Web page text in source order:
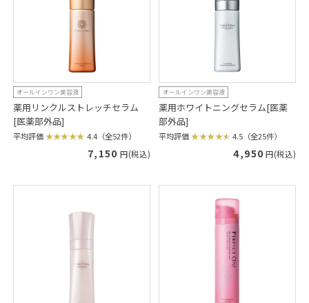
オールインワン美容液
薬用リンクルストレッチセラム
[医薬部外品]
平均評価 4.4（全52件）
7,150 円(税込)
オールインワン美容液
薬用ホワイトニングセラム[医薬
部外品]
平均評価 4.5（全25件）
4,950 円(税込)